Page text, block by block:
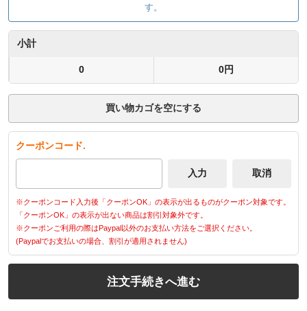
す。
小計
0 0円
買い物カゴを空にする
クーポンコード.
※クーポンコード入力後「クーポンOK」の表示が出るものがクーポン対象です。
「クーポンOK」の表示が出ない商品は割引対象外です。
※クーポンご利用の際はPaypal以外のお支払い方法をご選択ください。
(Paypalでお支払いの場合、割引が適用されません)
注文手続きへ進む